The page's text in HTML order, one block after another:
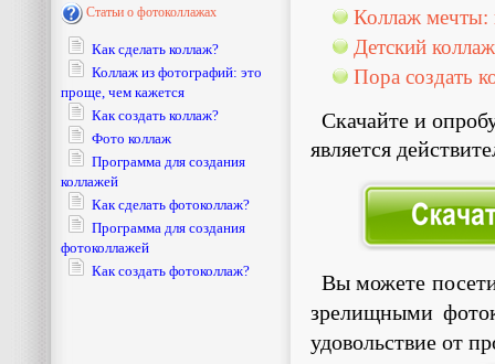
Статьи о фотоколлажах
Как сделать коллаж?
Коллаж из фотографий: это
проще, чем кажется
Как создать коллаж?
Фото коллаж
Программа для создания
коллажей
Как сделать фотоколлаж?
Программа для создания
фотоколлажей
Как создать фотоколлаж?
Коллаж мечты:
Детский
Пора создать
Скачайте и
является
Вы можете
зрелищными
удовольствие от